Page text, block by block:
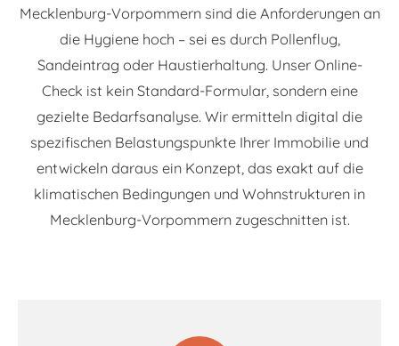
Mecklenburg-Vorpommern sind die Anforderungen an
die Hygiene hoch – sei es durch Pollenflug,
Sandeintrag oder Haustierhaltung. Unser Online-
Check ist kein Standard-Formular, sondern eine
gezielte Bedarfsanalyse. Wir ermitteln digital die
spezifischen Belastungspunkte Ihrer Immobilie und
entwickeln daraus ein Konzept, das exakt auf die
klimatischen Bedingungen und Wohnstrukturen in
Mecklenburg-Vorpommern zugeschnitten ist.